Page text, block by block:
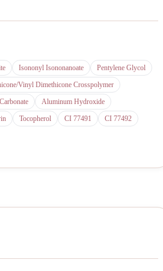
Isononyl Isononanoate
Pentylene Glycol
Vinyl Dimethicone Crosspolymer
Aluminum Hydroxide
Tocopherol CI 77491
CI 77492